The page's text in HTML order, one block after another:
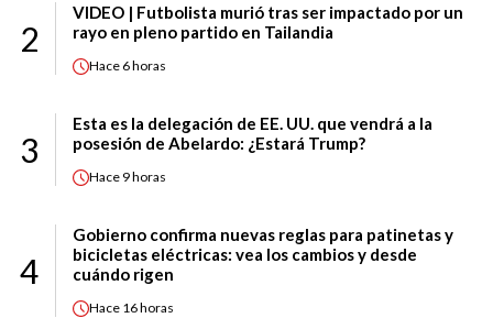
2
VIDEO | Futbolista murió tras ser impactado por un
rayo en pleno partido en Tailandia
Hace 6 horas
3
Esta es la delegación de EE. UU. que vendrá a la
posesión de Abelardo: ¿Estará Trump?
Hace 9 horas
4
Gobierno confirma nuevas reglas para patinetas y
bicicletas eléctricas: vea los cambios y desde
cuándo rigen
Hace 16 horas